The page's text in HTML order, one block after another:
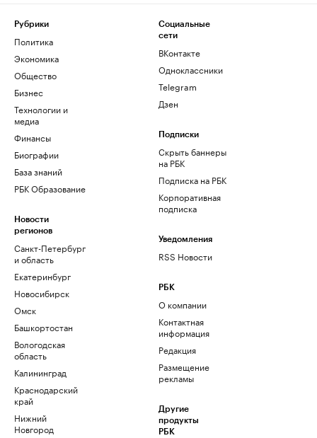
Рубрики
Политика
Экономика
Общество
Бизнес
Технологии и
медиа
Финансы
Биографии
База знаний
РБК Образование
Новости
регионов
Санкт-Петербург
и область
Екатеринбург
Новосибирск
Омск
Башкортостан
Вологодская
область
Калининград
Краснодарский
край
Нижний
Новгород
Социальные
сети
ВКонтакте
Одноклассники
Telegram
Дзен
Подписки
Скрыть баннеры
на РБК
Подписка на РБК
Корпоративная
подписка
Уведомления
RSS Новости
РБК
О компании
Контактная
информация
Редакция
Размещение
рекламы
Другие
продукты
РБК